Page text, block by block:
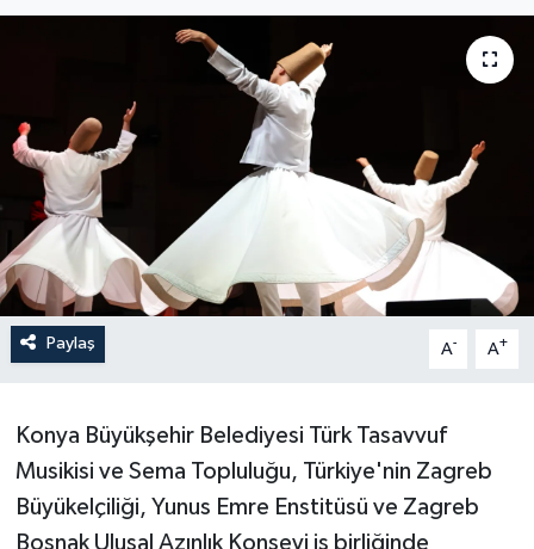
Paylaş A- A+
Konya Büyükşehir Belediyesi Türk Tasavvuf
Musikisi ve Sema Topluluğu, Türkiye'nin Zagreb
Büyükelçiliği, Yunus Emre Enstitüsü ve Zagreb
Boşnak Ulusal Azınlık Konseyi iş birliğinde